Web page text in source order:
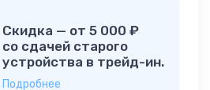
Скидка — от 5 000 ₽
со сдачей старого
устройства в трейд-ин.
Подробнее